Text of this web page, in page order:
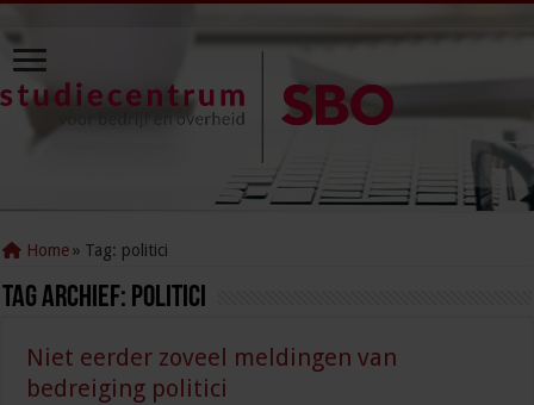
Home » Tag: politici
Tag Archief: politici
Niet eerder zoveel meldingen van
bedreiging politici